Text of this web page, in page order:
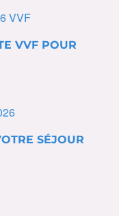
VVF POUR
SÉJOUR